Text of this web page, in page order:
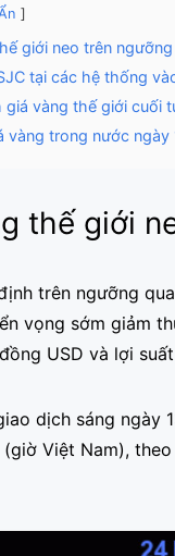
giới neo trên
tại các hệ thống
giá vàng thế giới cuối
vàng trong nước ngày
thế giới
trên ngưỡng
vọng sớm giảm
USD và lợi
dịch sáng ngày
Việt Nam),